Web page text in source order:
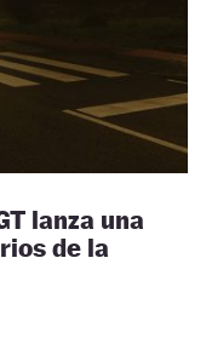
lanza una
de la